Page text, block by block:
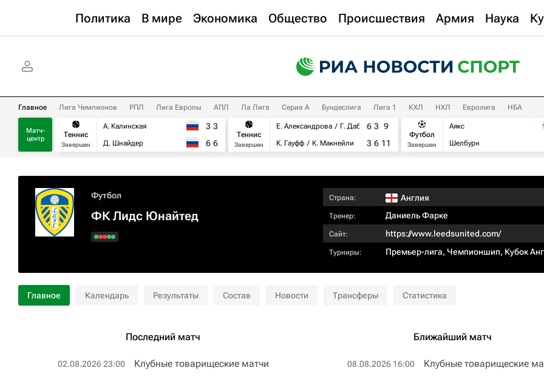
Политика В мире Экономика Общество Происшествия Армия Наука
Главное Лига Чемпионов РПЛ Лига Европы АПЛ Ла Лига Серия А Бундеслига Лига 1 КХЛ НХЛ Евролига НБА
Матч-
центр
Теннис
Завершен
А. Калинская
Д. Шнайдер
3 3
6 6
Теннис
Завершен
Е. Александрова
Г. Дабровски
К. Гауфф
К. Макнейли
6 3 9
3 6 11
Футбол
Завершен
Аякс
Шелбурн
Футбол
ФК Лидс Юнайтед
Страна: Англия
Тренер: Даниель Фарке
Сайт: https://www.leedsunited.com/
Турниры: Премьер-лига, Чемпионшип, Кубок
Главное Календарь Результаты Состав Новости Трансферы Статистика
Последний матч
02.08.2026 23:00 Клубные товарищеские матчи
Ближайший матч
08.08.2026 16:00 Клубные товарищеские